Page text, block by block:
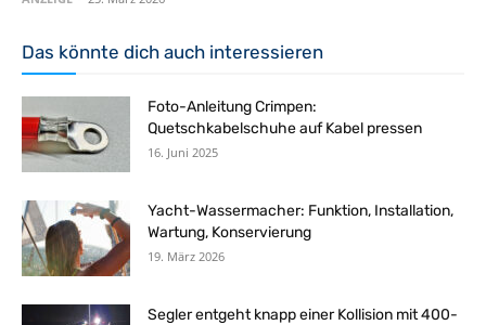
Das könnte dich auch interessieren
Foto-Anleitung Crimpen:
Quetschkabelschuhe auf Kabel pressen
16. Juni 2025
Yacht-Wassermacher: Funktion, Installation,
Wartung, Konservierung
19. März 2026
Segler entgeht knapp einer Kollision mit 400-